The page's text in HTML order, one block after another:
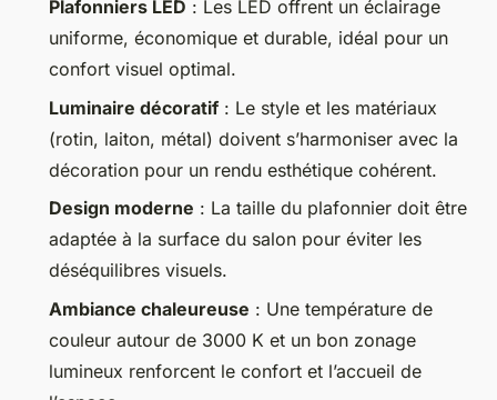
Plafonniers LED : Les LED offrent un éclairage
uniforme, économique et durable, idéal pour un
confort visuel optimal.
Luminaire décoratif : Le style et les matériaux
(rotin, laiton, métal) doivent s’harmoniser avec la
décoration pour un rendu esthétique cohérent.
Design moderne : La taille du plafonnier doit être
adaptée à la surface du salon pour éviter les
déséquilibres visuels.
Ambiance chaleureuse : Une température de
couleur autour de 3000 K et un bon zonage
lumineux renforcent le confort et l’accueil de